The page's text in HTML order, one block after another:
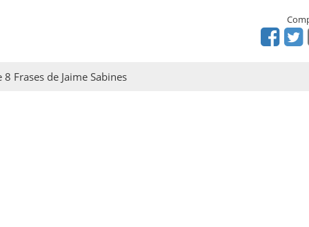
Frases de Jaime Sabines